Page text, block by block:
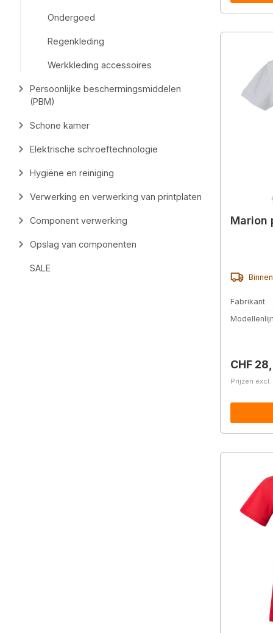
Ondergoed
Regenkleding
Werkkleding accessoires
Persoonlijke beschermingsmiddelen
(PBM)
Schone kamer
Elektrische schroeftechnologie
Hygiëne en reiniging
Verwerking en verwerking van printplaten
Component verwerking
Opslag van componenten
SALE
Marion
Fabrikant
Modellenlijn
Normale
CHF
Prijzen